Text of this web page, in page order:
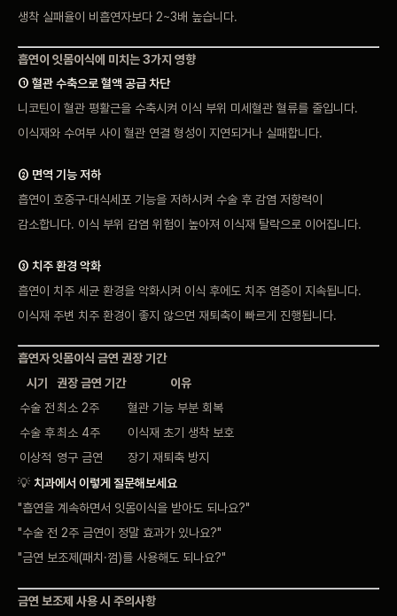
생착 실패율이 비흡연자보다 2~3배 높습니다.
흡연이 잇몸이식에 미치는 3가지 영향
① 혈관 수축으로 혈액 공급 차단
니코틴이 혈관 평활근을 수축시켜 이식 부위 미세혈관 혈류를 줄입니다.
이식재와 수여부 사이 혈관 연결 형성이 지연되거나 실패합니다.
② 면역 기능 저하
흡연이 호중구·대식세포 기능을 저하시켜 수술 후 감염 저항력이
감소합니다. 이식 부위 감염 위험이 높아져 이식재 탈락으로 이어집니다.
③ 치주 환경 악화
흡연이 치주 세균 환경을 악화시켜 이식 후에도 치주 염증이 지속됩니다.
이식재 주변 치주 환경이 좋지 않으면 재퇴축이 빠르게 진행됩니다.
흡연자 잇몸이식 금연 권장 기간
시기
권장 금연 기간
이유
수술 전최소 2주
혈관 기능 부분 회복
수술 후최소 4주
이식재 초기 생착 보호
이상적 영구 금연
장기 재퇴축 방지
💡 치과에서 이렇게 질문해보세요
"흡연을 계속하면서 잇몸이식을 받아도 되나요?"
"수술 전 2주 금연이 정말 효과가 있나요?"
"금연 보조제(패치·껌)를 사용해도 되나요?"
금연 보조제 사용 시 주의사항